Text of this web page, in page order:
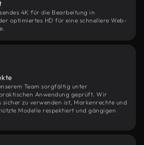
4K für die Bearbeitung in
optimiertes HD für eine schnellere Web-
Team sorgfältig unter
Anwendung geprüft. Wir
sicher zu verwenden ist, Markenrechte und
Modelle respektiert und gängigen